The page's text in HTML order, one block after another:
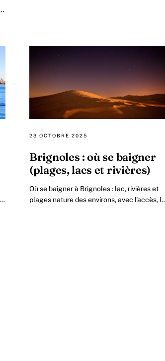
23 OCTOBRE 2025
Brignoles : où se baigner
(plages, lacs et rivières)
Où se baigner à Brignoles : lac, rivières et
plages nature des environs, avec l'accès, le